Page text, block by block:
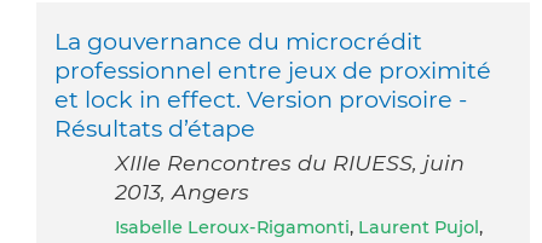
La gouvernance du microcrédit
professionnel entre jeux de proximité
et lock in effect. Version provisoire -
Résultats d’étape
XIIIe Rencontres du RIUESS, juin
2013, Angers
Isabelle Leroux-Rigamonti, Laurent Pujol,